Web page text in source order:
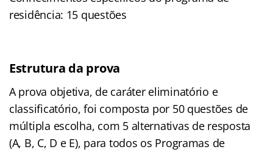
residência: 15 questões
Estrutura da prova
A prova objetiva, de caráter eliminatório e
classificatório, foi composta por 50 questões de
múltipla escolha, com 5 alternativas de resposta
(A, B, C, D e E), para todos os Programas de